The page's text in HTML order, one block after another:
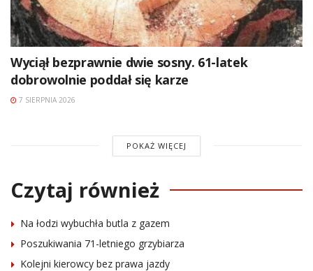
Wyciął bezprawnie dwie sosny. 61-latek
dobrowolnie poddał się karze
7 SIERPNIA 2026
POKAŻ WIĘCEJ
Czytaj również
Na łodzi wybuchła butla z gazem
Poszukiwania 71-letniego grzybiarza
Kolejni kierowcy bez prawa jazdy